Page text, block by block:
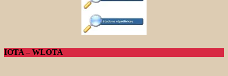
IOTA – WLOTA